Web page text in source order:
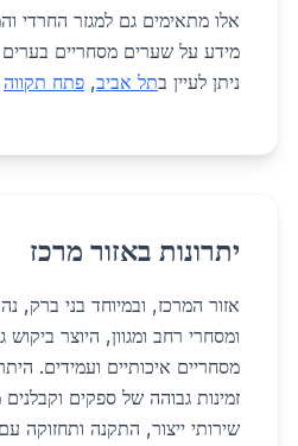
אלו מתאימים גם למגזר החרדי
מידע על שערים מסחריים בערים
ניתן לעיין בתל אביב, פתח תקווה
יתרונות באזור מרכז
אזור המרכז, ובמיוחד בני ברק,
ומסחרי רחב ומגוון, היוצר ביקוש
מסחריים איכותיים ועמידים.
זמינות גבוהה של ספקים
שירותי ייצור, התקנה ותחזוקה